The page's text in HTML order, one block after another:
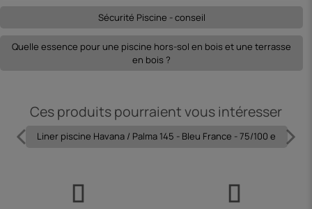
Sécurité Piscine - conseil
Quelle essence pour une piscine hors-sol en bois et une terrasse
en bois ?
Ces produits pourraient vous intéresser
Liner piscine Havana / Palma 145 - Bleu France - 75/100 e